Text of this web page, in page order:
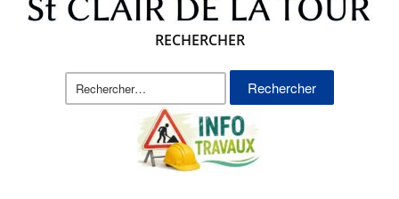
RECHERCHER
Rechercher :